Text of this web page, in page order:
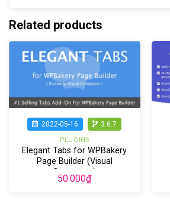
Related products
2022-05-16 3.6.7
PLUGINS
Elegant Tabs for WPBakery
Page Builder (Visual
Composer)
50.000₫